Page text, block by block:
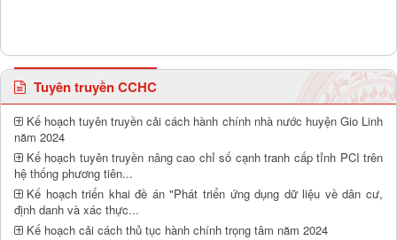
Tuyên truyền CCHC
Kế hoạch tuyên truyền cải cách hành chính nhà nước huyện Gio Linh
năm 2024
Kế hoạch tuyên truyền nâng cao chỉ số cạnh tranh cấp tỉnh PCI trên
hệ thống phương tiên...
Kế hoạch triển khai đề án "Phát triển ứng dụng dữ liệu về dân cư,
định danh và xác thực...
Kế hoạch cải cách thủ tục hành chính trọng tâm năm 2024